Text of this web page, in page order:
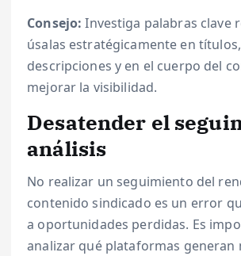
Consejo: Investiga palabras clave
úsalas estratégicamente en títulos,
descripciones y en el cuerpo del
mejorar la visibilidad.
Desatender el
análisis
No realizar un seguimiento del
contenido sindicado es un error
a oportunidades perdidas. Es
analizar qué plataformas generan